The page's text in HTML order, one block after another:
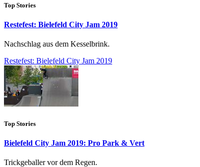
Top Stories
Restefest: Bielefeld City Jam 2019
Nachschlag aus dem Kesselbrink.
Restefest: Bielefeld City Jam 2019
Top Stories
Bielefeld City Jam 2019: Pro Park & Vert
Trickgeballer vor dem Regen.